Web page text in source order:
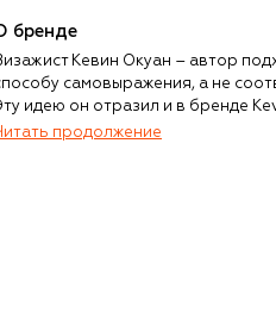
бренде
Кевин Окуан – автор
самовыражения, а не
идею он отразил и в бренде
продолжение